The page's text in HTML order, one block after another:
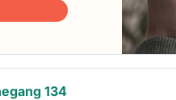
134